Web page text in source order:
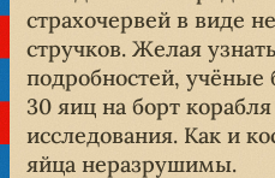
страхочервей в виде
стручков. Желая
подробностей, учёные
30 яиц на борт
исследования. Как и
яйца неразрушимы.